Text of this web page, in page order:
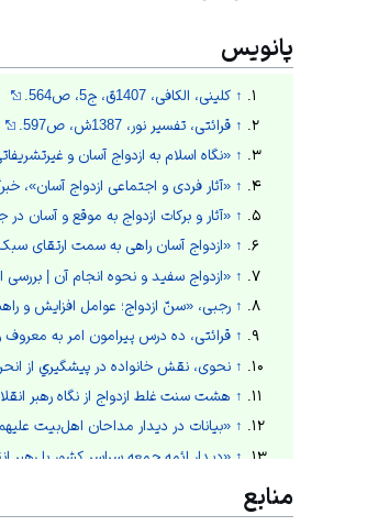
پانویس
↑ کلینی، الکافی، 1407ق، ج5، ص564.
↑ قرائتی، تفسیر نور، 1387ش، ص597.
↑ «نگاه اسلام به ازدواج آسان و
↑ «آثار فردی و اجتماعی ازدواج آسان»،
↑ «آثار و برکات ازدواج به موقع و آسان
↑ «ازدواج آسان راهی به سمت ارتقای
↑ «ازدواج سفید و نحوه انجام آن | بررسی
↑ رجبی، «سنّ ازدواج؛ عوامل افزايش و راهبردهاى
↑ قرائتی، ده درس پيرامون امر به معروف و نهي از
↑ نحوی، نقش خانواده در پيشگيري از انحرافات،
↑ هشت سنت غلط ازدواج از نگاه رهبر
↑ «بیانات در دیدار مداحان اهل‌بیت
↑ «دیدار ائمه جمعه سراسر کشور با
↑ «ازدواج آسان واقعاً شدنی است؟ (چند
منابع